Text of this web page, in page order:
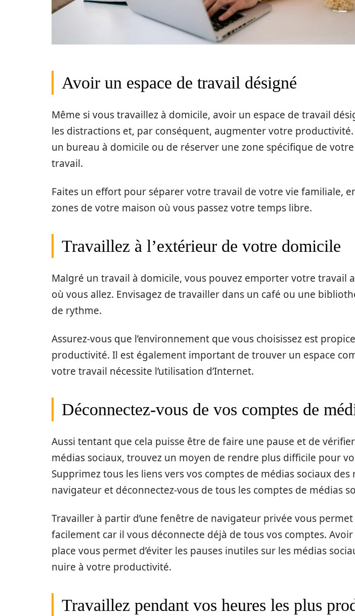
Avoir un espace de travail désigné
Même si vous travaillez à domicile, avoir un espace de travail
les distractions et, par conséquent, augmenter votre productivité.
un bureau à domicile ou de réserver une zone spécifique de
travail.
Faites un effort pour séparer votre travail de votre vie familiale,
zones de votre maison où vous passez votre temps libre.
Travaillez à l’extérieur de votre domicile
Malgré un travail à domicile, vous pouvez emporter votre travail
où vous allez. Envisagez de travailler dans un café ou une
de rythme.
Assurez-vous que l’environnement que vous choisissez est
productivité. Il est également important de trouver un espace
votre travail nécessite l’utilisation d’Internet.
Déconnectez-vous de vos comptes de
Aussi tentant que cela puisse être de faire une pause et de
médias sociaux, trouvez un moyen de rendre plus difficile pour
Supprimez tous les liens vers vos comptes de médias sociaux
navigateur et déconnectez-vous de tous les comptes de médias
Travailler à partir d’une fenêtre de navigateur privée vous
facilement car il vous déconnecte déjà de tous vos comptes. Avoir
place vous permet d’éviter les pauses inutiles sur les médias
nuire à votre productivité.
Travaillez pendant vos heures les plus